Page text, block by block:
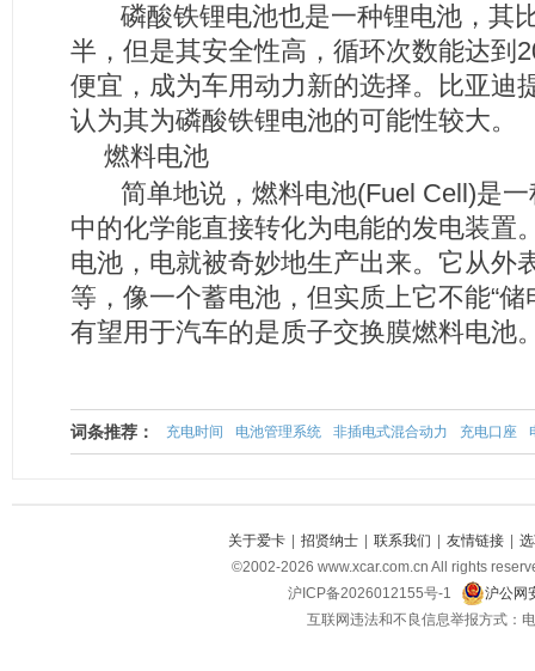
磷酸铁锂电池也是一种锂电池，其
半，但是其安全性高，循环次数能达到
便宜，成为车用动力新的选择。比亚迪
认为其为磷酸铁锂电池的可能性较大。
燃料电池
简单地说，燃料电池(Fuel Cell)是一
中的化学能直接转化为电能的发电装置
电池，电就被奇妙地生产出来。它从外
等，像一个蓄电池，但实质上它不能“储
有望用于汽车的是质子交换膜燃料电池
词条推荐： 充电时间 电池管理系统 非插电式混合动力 充电口座
关于爱卡 招贤纳士 联系我们 友情链接
©2002-2026 www.xcar.com.cn All rights
沪ICP备2026012155号-1
沪公网
互联网违法和不良信息举报方式：